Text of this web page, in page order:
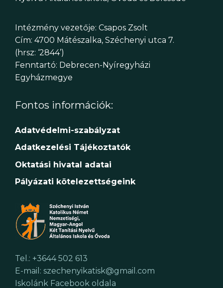
Intézmény vezetője: Csapos Zsolt
Cím: 4700 Mátészalka, Széchenyi utca 7.
(hrsz: ‘2844’)
Fenntartó: Debrecen-Nyíregyházi
Egyházmegye
Fontos információk:
Adatvédelmi-szabályzat
Adatkezelési Tájékoztatók
Oktatási hivatal adatai
Pályázati kötelezettségeink
Tel.: +3644 502 613
E-mail: szechenyikatisk@gmail.com
Iskolánk Facebook oldala